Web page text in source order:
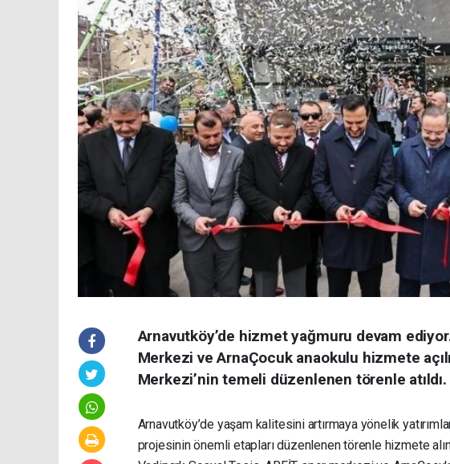
Arnavutköy’de hizmet yağmuru devam
Merkezi ve ArnaÇocuk anaokulu hizmete
Merkezi’nin temeli düzenlenen törenle atıldı.
Arnavutköy’de yaşam kalitesini artırmaya yönelik
projesinin önemli etapları düzenlenen törenle hizmete